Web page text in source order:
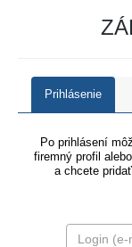
Prihlásenie
Po prihlásení
firemný profil
a chcete